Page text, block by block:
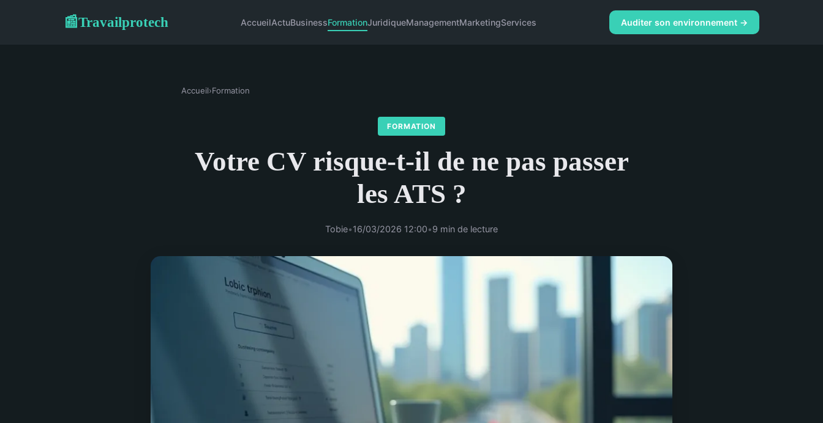
📰Travailprotech AccueilActuBusinessFormationJuridiqueManagementMarketingServices Auditer son environnement →
Accueil›Formation
FORMATION
Votre CV risque-t-il de ne pas passer
les ATS ?
Tobie•16/03/2026 12:00•9 min de lecture